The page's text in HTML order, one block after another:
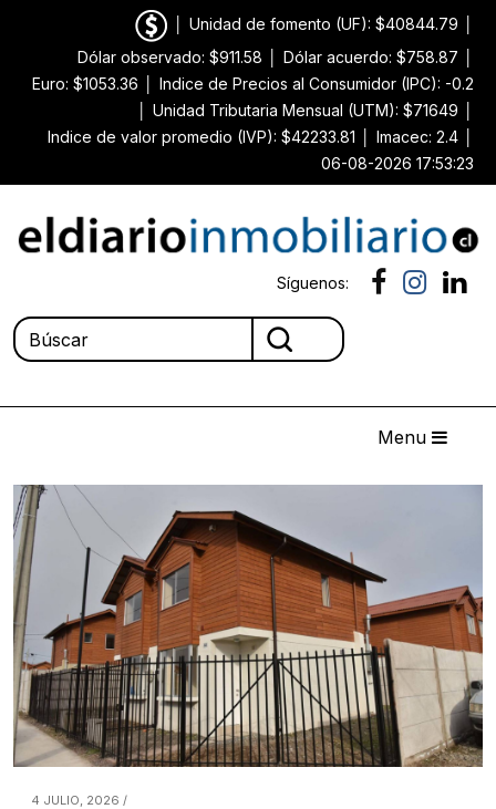
Unidad de fomento (UF): $40844.79
Dólar observado: $911.58
Dólar acuerdo: $758.87
Euro: $1053.36
Indice de Precios al Consumidor (IPC): -0.2
Unidad Tributaria Mensual (UTM): $71649
Indice de valor promedio (IVP): $42233.81
Imacec: 2.4
06-08-2026 17:53:23
Síguenos:
Menu
4 JULIO, 2026 /